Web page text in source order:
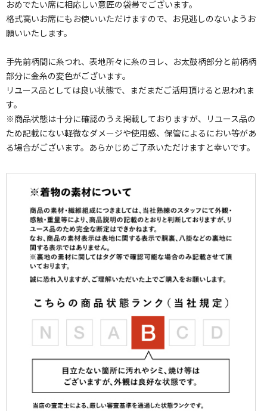
おめでたい席に相応しい意匠の袋帯でございます。
格式高いお席にもお使いいただけますので、お見逃しのないようお
願いいたします。
手先前柄間に糸つれ、表地所々に糸のヨレ、お太鼓柄部分と前柄柄
部分に金糸の変色がございます。
リユース品としては良い状態で、まだまだご活用頂けると思われま
す。
※商品状態は十分に確認のうえ掲載しておりますが、リユース品の
ため記載にない軽微なダメージや使用感、保管によるにおい等があ
る場合がございます。あらかじめご了承いただけますと幸いです。